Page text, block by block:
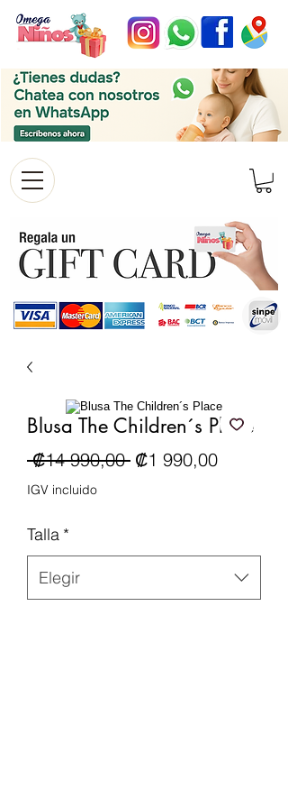
Blusa The Children´s Place
₡14 990,00 Precio
₡1 990,00Precio
IGV incluido
Talla *
Elegir